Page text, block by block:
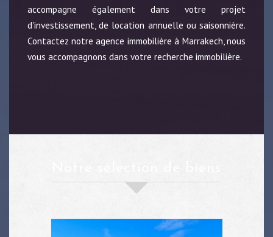
accompagne également dans votre projet
d'investissement, de location annuelle ou saisonnière.
Contactez notre agence immobilière à Marrakech, nous
vous accompagnons dans votre recherche immobilière.